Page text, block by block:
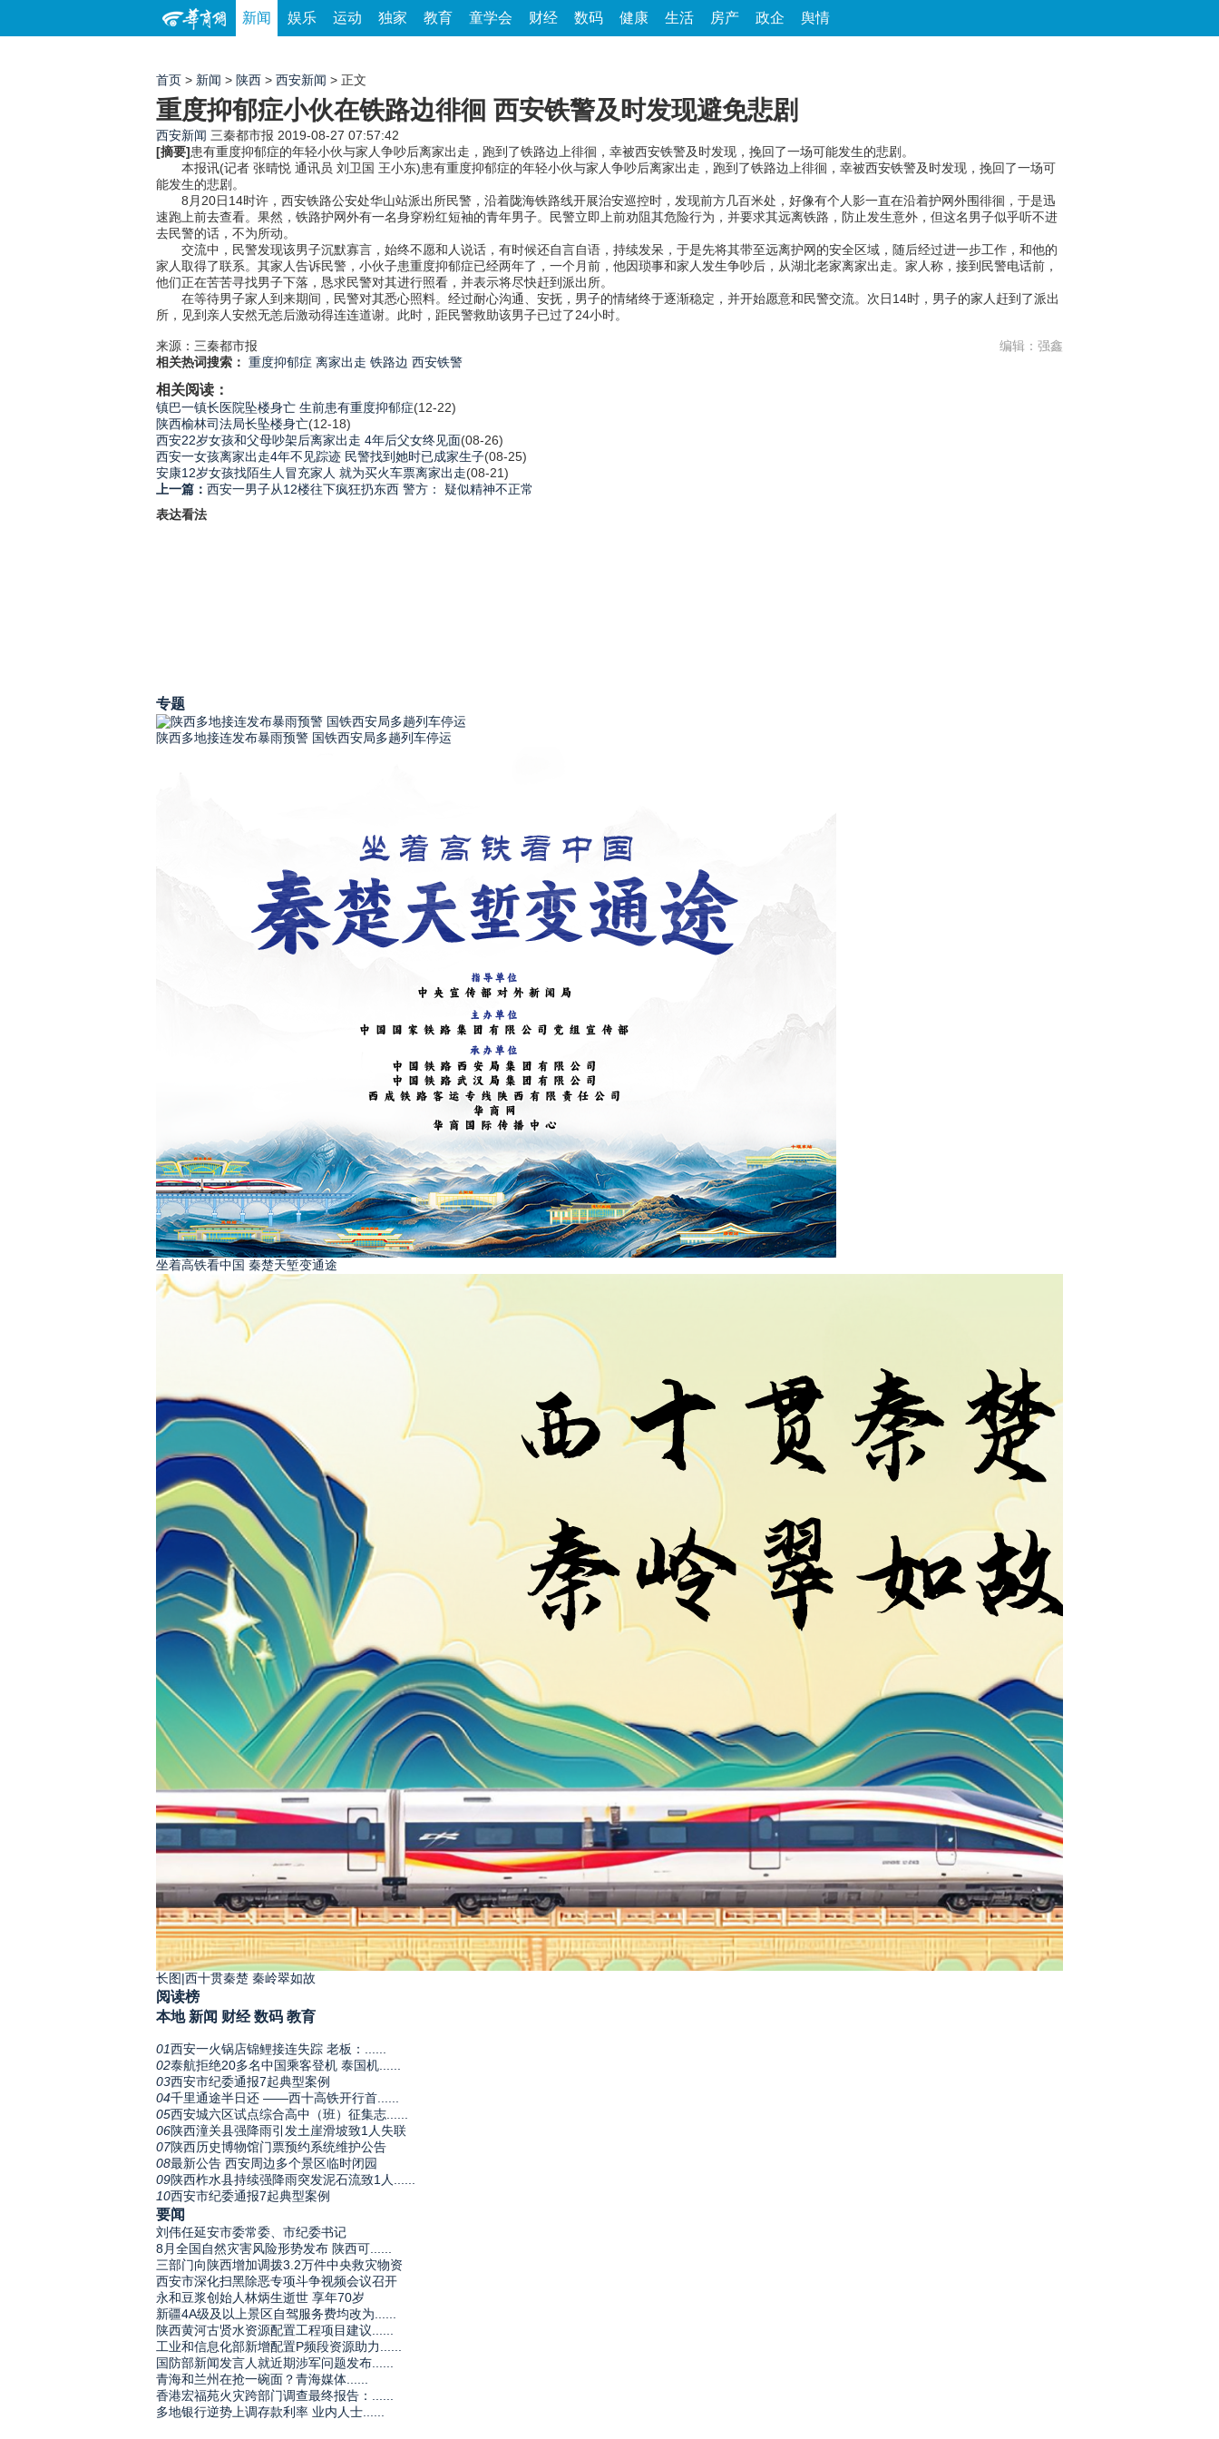
新闻 娱乐 运动 独家 教育 童学会 财经 数码 健康 生活 房产 政企 舆情
首页 > 新闻 > 陕西 > 西安新闻 > 正文
重度抑郁症小伙在铁路边徘徊 西安铁警及时发现避免悲剧
西安新闻 三秦都市报 2019-08-27 07:57:42
[摘要]患有重度抑郁症的年轻小伙与家人争吵后离家出走，跑到了铁路边上徘徊，幸被西安铁警及时发现，挽回了一场可能发生的悲剧。
本报讯(记者 张晴悦 通讯员 刘卫国 王小东)患有重度抑郁症的年轻小伙与家人争吵后离家出走，跑到了铁路边上徘徊，幸被西安铁警及时发现，挽回了一场可
能发生的悲剧。
8月20日14时许，西安铁路公安处华山站派出所民警，沿着陇海铁路线开展治安巡控时，发现前方几百米处，好像有个人影一直在沿着护网外围徘徊，于是迅
速跑上前去查看。果然，铁路护网外有一名身穿粉红短袖的青年男子。民警立即上前劝阻其危险行为，并要求其远离铁路，防止发生意外，但这名男子似乎听不进
去民警的话，不为所动。
交流中，民警发现该男子沉默寡言，始终不愿和人说话，有时候还自言自语，持续发呆，于是先将其带至远离护网的安全区域，随后经过进一步工作，和他的
家人取得了联系。其家人告诉民警，小伙子患重度抑郁症已经两年了，一个月前，他因琐事和家人发生争吵后，从湖北老家离家出走。家人称，接到民警电话前，
他们正在苦苦寻找男子下落，恳求民警对其进行照看，并表示将尽快赶到派出所。
在等待男子家人到来期间，民警对其悉心照料。经过耐心沟通、安抚，男子的情绪终于逐渐稳定，并开始愿意和民警交流。次日14时，男子的家人赶到了派出
所，见到亲人安然无恙后激动得连连道谢。此时，距民警救助该男子已过了24小时。
来源：三秦都市报
编辑：强鑫
相关热词搜索： 重度抑郁症 离家出走 铁路边 西安铁警
相关阅读：
镇巴一镇长医院坠楼身亡 生前患有重度抑郁症(12-22)
陕西榆林司法局长坠楼身亡(12-18)
西安22岁女孩和父母吵架后离家出走 4年后父女终见面(08-26)
西安一女孩离家出走4年不见踪迹 民警找到她时已成家生子(08-25)
安康12岁女孩找陌生人冒充家人 就为买火车票离家出走(08-21)
上一篇： 西安一男子从12楼往下疯狂扔东西 警方： 疑似精神不正常
表达看法
专题
陕西多地接连发布暴雨预警 国铁西安局多趟列车停运
坐着高铁看中国 秦楚天堑变通途
长图|西十贯秦楚 秦岭翠如故
阅读榜
本地 新闻 财经 数码 教育
01西安一火锅店锦鲤接连失踪 老板：......
02泰航拒绝20多名中国乘客登机 泰国机......
03西安市纪委通报7起典型案例
04千里通途半日还 ——西十高铁开行首......
05西安城六区试点综合高中（班）征集志......
06陕西潼关县强降雨引发土崖滑坡致1人失联
07陕西历史博物馆门票预约系统维护公告
08最新公告 西安周边多个景区临时闭园
09陕西柞水县持续强降雨突发泥石流致1人......
10西安市纪委通报7起典型案例
要闻
刘伟任延安市委常委、市纪委书记
8月全国自然灾害风险形势发布 陕西可......
三部门向陕西增加调拨3.2万件中央救灾物资
西安市深化扫黑除恶专项斗争视频会议召开
永和豆浆创始人林炳生逝世 享年70岁
新疆4A级及以上景区自驾服务费均改为......
陕西黄河古贤水资源配置工程项目建议......
工业和信息化部新增配置P频段资源助力......
国防部新闻发言人就近期涉军问题发布......
青海和兰州在抢一碗面？青海媒体......
香港宏福苑火灾跨部门调查最终报告：......
多地银行逆势上调存款利率 业内人士......